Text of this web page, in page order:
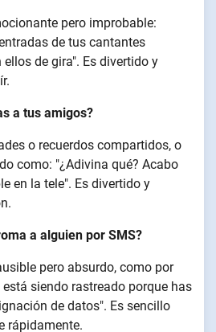
pero improbable:
de tus cantantes
de gira". Es divertido y
a tus amigos?
o recuerdos compartidos, o
como: "¿Adivina qué? Acabo
en la tele". Es divertido y
a alguien por SMS?
pero absurdo, como por
siendo rastreado porque has
de datos". Es sencillo
rápidamente.